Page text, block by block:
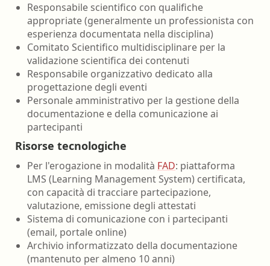
Responsabile scientifico con qualifiche
appropriate (generalmente un professionista con
esperienza documentata nella disciplina)
Comitato Scientifico multidisciplinare per la
validazione scientifica dei contenuti
Responsabile organizzativo dedicato alla
progettazione degli eventi
Personale amministrativo per la gestione della
documentazione e della comunicazione ai
partecipanti
Risorse tecnologiche
Per l'erogazione in modalità FAD: piattaforma
LMS (Learning Management System) certificata,
con capacità di tracciare partecipazione,
valutazione, emissione degli attestati
Sistema di comunicazione con i partecipanti
(email, portale online)
Archivio informatizzato della documentazione
(mantenuto per almeno 10 anni)